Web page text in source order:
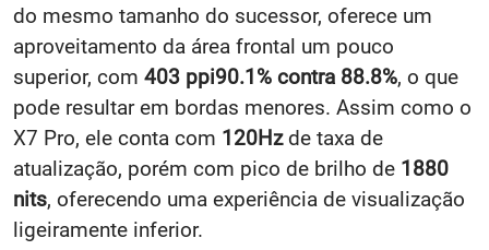
do mesmo tamanho do sucessor, oferece um
aproveitamento da área frontal um pouco
superior, com 403 ppi90.1% contra 88.8%, o que
pode resultar em bordas menores. Assim como o
X7 Pro, ele conta com 120Hzde taxa de
atualização, porém com pico de brilho de 1880
nits, oferecendo uma experiência de visualização
ligeiramente inferior.